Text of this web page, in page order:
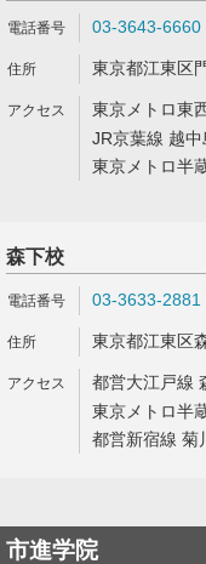
03-3643-6660
東京都江東区
東京メトロ東
JR京葉線 越
東京メトロ半
森下校
03-3633-2881
東京都江東区
都営大江戸線
東京メトロ半
都営新宿線 菊
市進学院